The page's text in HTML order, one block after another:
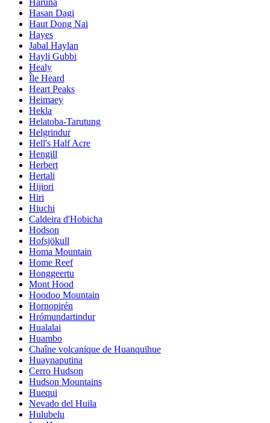
Hasan Dagi
Haut Dong Nai
Hayes
Jabal Haylan
Hayli Gubbi
Healy
Île Heard
Heart Peaks
Heimaey
Hekla
Helatoba-Tarutung
Helgrindur
Hell's Half Acre
Hengill
Herbert
Hertali
Hijiori
Hiri
Hiuchi
Caldeira d'Hobicha
Hodson
Hofsjökull
Homa Mountain
Home Reef
Honggeertu
Mont Hood
Hoodoo Mountain
Hornopirén
Hrómundartindur
Hualalai
Huambo
Chaîne volcanique de Huanquihue
Huaynaputina
Cerro Hudson
Hudson Mountains
Huequi
Nevado del Huila
Hulubelu